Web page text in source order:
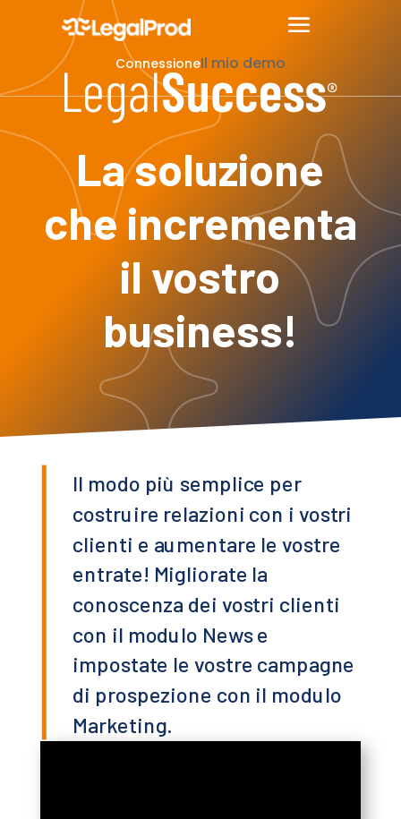
ConnessioneIl mio demo
La soluzione
che incrementa
il vostro
business!
Il modo più semplice per
costruire relazioni con i vostri
clienti e aumentare le vostre
entrate! Migliorate la
conoscenza dei vostri clienti
con il modulo News e
impostate le vostre campagne
di prospezione con il modulo
Marketing.